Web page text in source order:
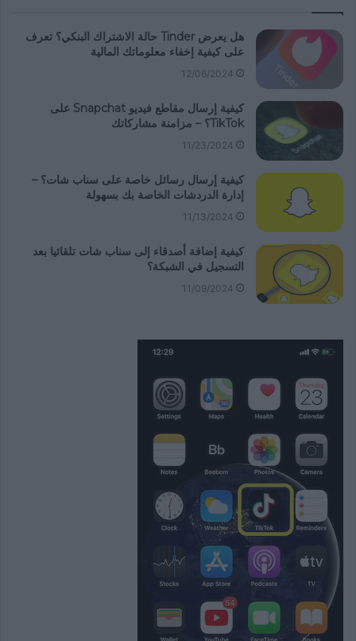
هل يعرض Tinder حالة الاشتراك البنكي؟ تعرف
على كيفية إخفاء معلوماتك المالية
12/06/2024
كيفية إرسال مقاطع فيديو Snapchat على
TikTok؟ – مزامنة مشاركاتك
11/23/2024
كيفية إرسال رسائل خاصة على سناب شات؟ –
إدارة الدردشات الخاصة بك بسهولة
11/13/2024
كيفية إضافة أصدقاء إلى سناب شات تلقائيا بعد
التسجيل في الشبكة؟
11/09/2024